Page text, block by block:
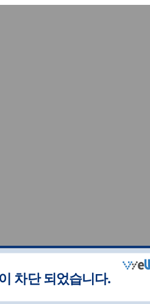
차단 되었습니다.